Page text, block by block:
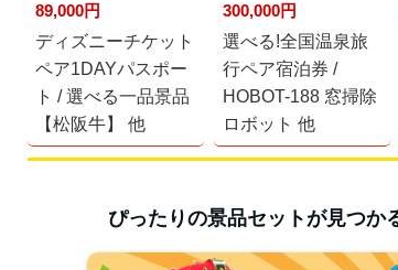
89,000円
ディズニーチケット
ペア1DAYパスポー
ト / 選べる一品景品
【松阪牛】 他
300,000円
選べる!全国温泉旅
行ペア宿泊券 /
HOBOT-188 窓掃除
ロボット 他
ぴったりの景品セットが見つか